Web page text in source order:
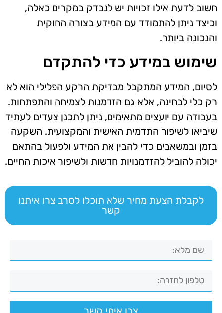
חשוב לדעת אילו זכויות יש לנבדק במקרים כאלה,
וכיצד ניתן להתמודד עם המידע בצורה החוקית
והנכונה ביותר.
שימוש במידע כדי להתקדם
לסיום, המידע המתקבל מבדיקת הרקע הפלילי הוא לא
רק כלי לבחינה, אלא גם הזדמנות לצמיחה והתפתחות.
בעבודה עם יועצים מתאימים, ניתן לתכנן צעדים לעתיד
שיביאו לשיפור התדמית האישית והמקצועית. השקעה
בזמן ובמשאבים כדי להבין את המידע ולפעול בהתאם
יכולה להוביל להזדמנויות חדשות ולשיפור איכות החיים.
לקבלת הצעת מחיר שלא תוכלו לסרב צרו איתנו
קשר
צרו איתי קשר